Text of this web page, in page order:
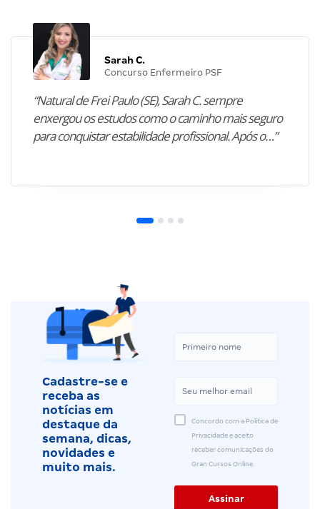
Sarah C.
Concurso Enfermeiro PSF
“Natural de Frei Paulo (SE), Sarah C. sempre
enxergou os estudos como o caminho mais seguro
para conquistar estabilidade profissional. Após o…”
Cadastre-se e
receba as
notícias em
destaque da
semana, dicas,
novidades e
muito mais.
Concordo com a Política de
Privacidade e aceito
receber comunicações do
Gran Cursos Online.